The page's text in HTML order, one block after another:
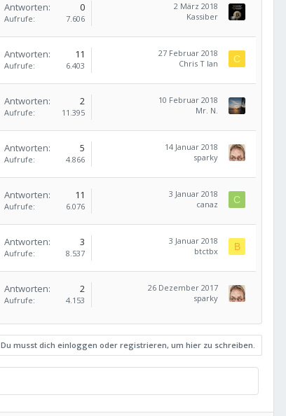
Antworten 0
Aufrufe 7.606
2 März 2018
Kassiber
Antworten 11
Aufrufe 6.403
27 Februar 2018
Chris T Ian
C
Antworten 2
Aufrufe 11.395
10 Februar 2018
Mr. N.
Antworten 5
Aufrufe 4.866
14 Januar 2018
sparky
Antworten 11
Aufrufe 6.076
3 Januar 2018
canaz
C
Antworten 3
Aufrufe 8.537
3 Januar 2018
btctbx
B
Antworten 2
Aufrufe 4.153
26 Dezember 2017
sparky
Du musst dich einloggen oder registrieren, um hier zu schreiben.